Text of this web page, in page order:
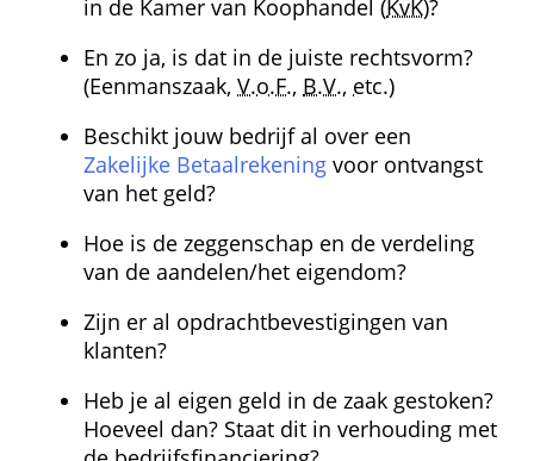
in de Kamer van Koophandel (KvK)?
En zo ja, is dat in de juiste rechtsvorm?
(Eenmanszaak, V.o.F., B.V., etc.)
Beschikt jouw bedrijf al over een
Zakelijke Betaalrekening voor ontvangst
van het geld?
Hoe is de zeggenschap en de verdeling
van de aandelen/het eigendom?
Zijn er al opdrachtbevestigingen van
klanten?
Heb je al eigen geld in de zaak gestoken?
Hoeveel dan? Staat dit in verhouding met